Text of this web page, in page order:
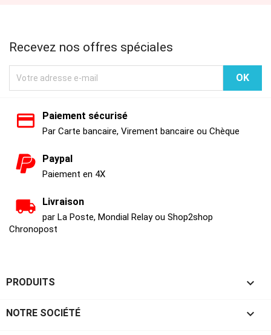
Recevez nos offres spéciales
Paiement sécurisé
Par Carte bancaire, Virement bancaire ou Chèque
Paypal
Paiement en 4X
Livraison
par La Poste, Mondial Relay ou Shop2shop
Chronopost
PRODUITS 
NOTRE SOCIÉTÉ 